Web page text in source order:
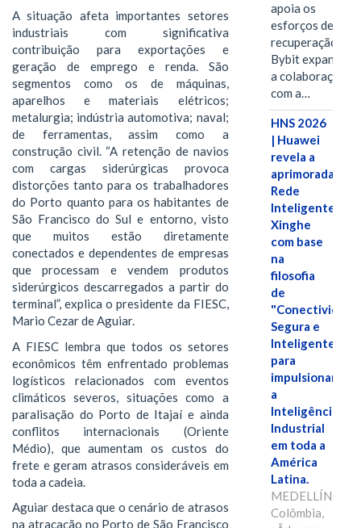
A situação afeta importantes setores
industriais com significativa
contribuição para exportações e
geração de emprego e renda. São
segmentos como os de máquinas,
aparelhos e materiais elétricos;
metalurgia; indústria automotiva; naval;
de ferramentas, assim como a
construção civil. “A retenção de navios
com cargas siderúrgicas provoca
distorções tanto para os trabalhadores
do Porto quanto para os habitantes de
São Francisco do Sul e entorno, visto
que muitos estão diretamente
conectados e dependentes de empresas
que processam e vendem produtos
siderúrgicos descarregados a partir do
terminal”, explica o presidente da FIESC,
Mario Cezar de Aguiar.
A FIESC lembra que todos os setores
econômicos têm enfrentado problemas
logísticos relacionados com eventos
climáticos severos, situações como a
paralisação do Porto de Itajaí e ainda
conflitos internacionais (Oriente
Médio), que aumentam os custos do
frete e geram atrasos consideráveis em
toda a cadeia.
Aguiar destaca que o cenário de atrasos
na atracação no Porto de São Francisco
apoia os
esforços de
recuperação e
Bybit expande
a colaboração
com a…
HNS 2026
| Huawei
revela a
aprimorada
Rede
Inteligente
Xinghe
com base
na
filosofia
de
"Conectividade
Segura e
Inteligente"
para
impulsionar
a
Inteligência
Industrial
em toda a
América
Latina.
MEDELLÍN,
Colômbia,